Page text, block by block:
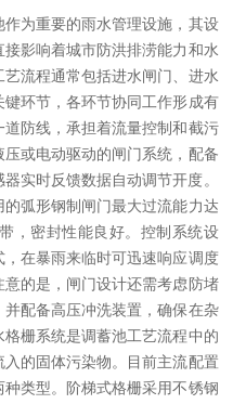
为重要的雨水管理设施，其设
影响着城市防洪排涝能力和水
流程通常包括进水闸门、进水
环节，各环节协同工作形成有
防线，承担着流量控制和截污
或电动驱动的闸门系统，配备
实时反馈数据自动调节开度。
弧形钢制闸门最大过流能力达
，密封性能良好。控制系统设
在暴雨来临时可迅速响应调度
的是，闸门设计还需考虑防堵
配备高压冲洗装置，确保在杂
格栅系统是调蓄池工艺流程中的
的固体污染物。目前主流配置
类型。阶梯式格栅采用不锈钢